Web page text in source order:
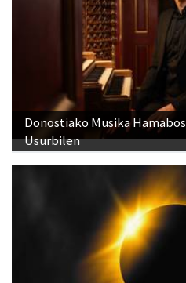
Donostiako Musika
Usurbilen